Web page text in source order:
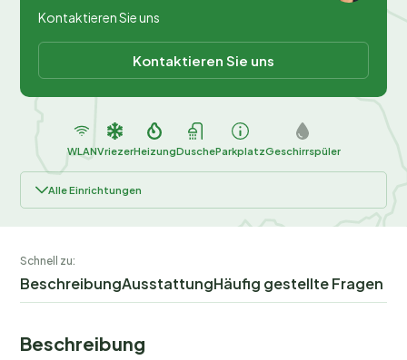
Kontaktieren Sie uns
Kontaktieren Sie uns
WLANVriezerHeizungDuscheParkplatzGeschirrspüler
Alle Einrichtungen
Schnell zu:
BeschreibungAusstattungHäufig gestellte Fragen
Beschreibung